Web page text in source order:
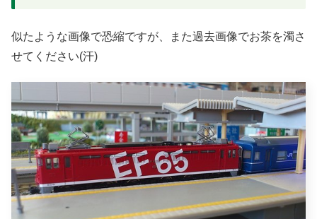
似たような画像で恐縮ですが、また過去画像でお茶を濁さ
せてください(汗)